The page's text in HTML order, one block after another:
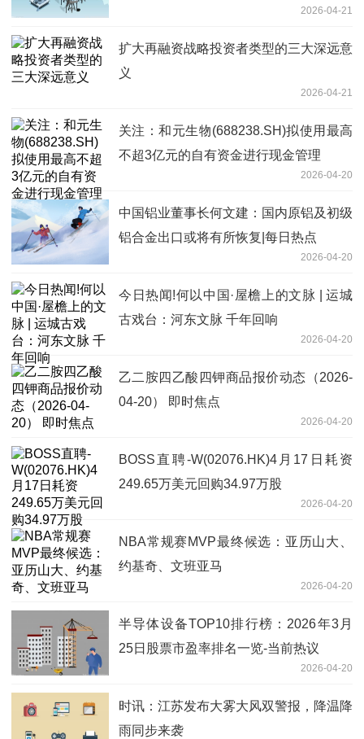
2026-04-21
扩大再融资战略投资者类型的三大深远意
义
2026-04-21
关注：和元生物(688238.SH)拟使用最高
不超3亿元的自有资金进行现金管理
2026-04-20
中国铝业董事长何文建：国内原铝及初级
铝合金出口或将有所恢复|每日热点
2026-04-20
今日热闻!何以中国·屋檐上的文脉 | 运城
古戏台：河东文脉 千年回响
2026-04-20
乙二胺四乙酸四钾商品报价动态（2026-
04-20） 即时焦点
2026-04-20
BOSS直聘-W(02076.HK)4月17日耗资
249.65万美元回购34.97万股
2026-04-20
NBA常规赛MVP最终候选：亚历山大、
约基奇、文班亚马
2026-04-20
半导体设备TOP10排行榜：2026年3月
25日股票市盈率排名一览-当前热议
2026-04-20
时讯：江苏发布大雾大风双警报，降温降
雨同步来袭